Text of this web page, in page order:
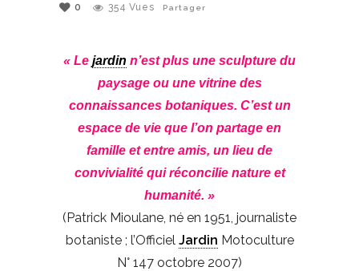
0
354 Vues Partager
« Le jardin n’est plus une sculpture du
paysage ou une vitrine des
connaissances botaniques. C’est un
espace de vie que l’on partage en
famille et entre amis, un lieu de
convivialité qui réconcilie nature et
humanité. »
(Patrick Mioulane, né en 1951, journaliste
botaniste ; l’Officiel Jardin Motoculture
N° 147 octobre 2007)